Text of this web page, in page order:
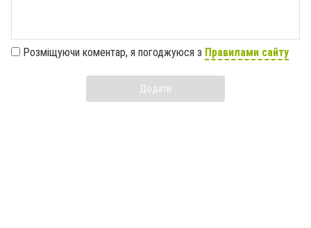
Розміщуючи коментар, я погоджуюся з Правилами сайту
Додати